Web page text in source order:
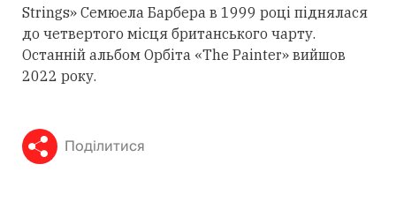
Strings» Семюела Барбера в 1999 році піднялася
до четвертого місця британського чарту.
Останній альбом Орбіта «The Painter» вийшов
2022 року.
Поділитися